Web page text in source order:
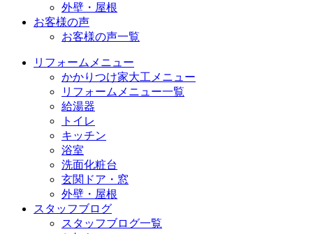
外壁・屋根
お客様の声
お客様の声一覧
リフォームメニュー
かかりつけ家大工メニュー
リフォームメニュー一覧
給湯器
トイレ
キッチン
浴室
洗面化粧台
玄関ドア・窓
外壁・屋根
スタッフブログ
スタッフブログ一覧